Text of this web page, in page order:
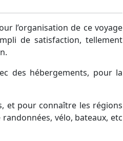
l’organisation de ce voyage
de satisfaction, tellement
des hébergements, pour la
et pour connaître les régions
vélo, bateaux, etc